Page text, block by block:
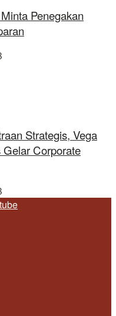
Penegakan
Strategis, Vega
Corporate